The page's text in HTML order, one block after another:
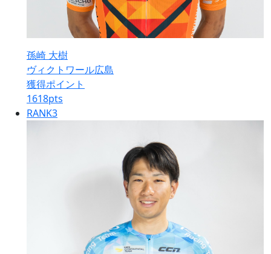
孫崎 大樹
ヴィクトワール広島
獲得ポイント
1618pts
RANK3